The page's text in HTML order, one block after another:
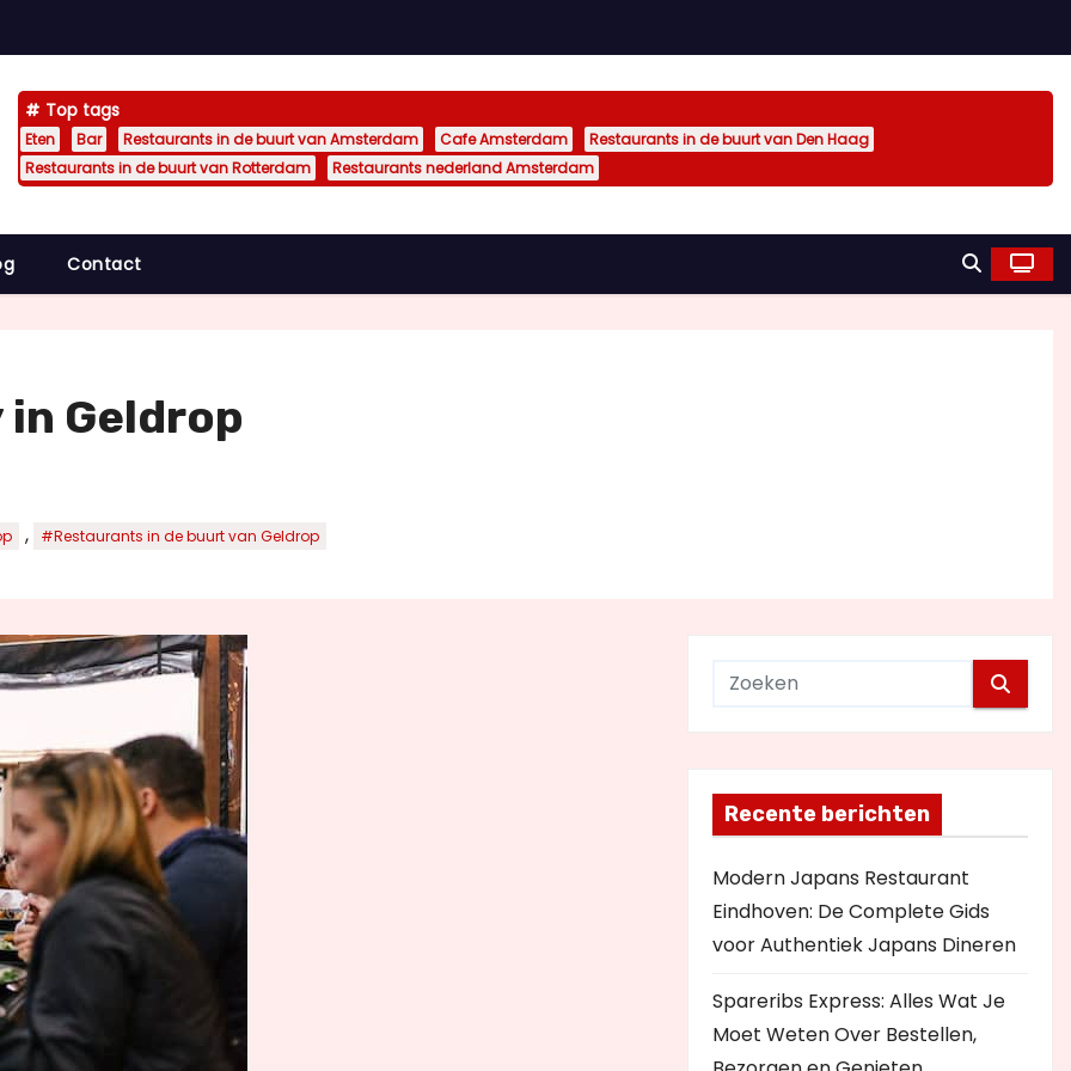
Top tags
Eten Bar Restaurants in de buurt van Amsterdam Cafe Amsterdam
Restaurants in de buurt van Den Haag
Restaurants in de buurt van Rotterdam
Restaurants nederland Amsterdam
Contact
Geldrop
, #Restaurants in de buurt van Geldrop
Recente berichten
Modern Japans Restaurant
Eindhoven: De Complete Gids
voor Authentiek Japans Dineren
Spareribs Express: Alles Wat Je
Moet Weten Over Bestellen,